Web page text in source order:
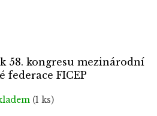
58. kongresu mezinárodní
federace FICEP
(1 ks)